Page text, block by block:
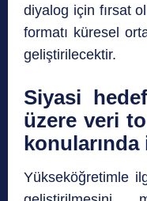
diyalog için fırsat
formatı küresel
geliştirilecektir.
Siyasi
üzere veri
Yükseköğretimle